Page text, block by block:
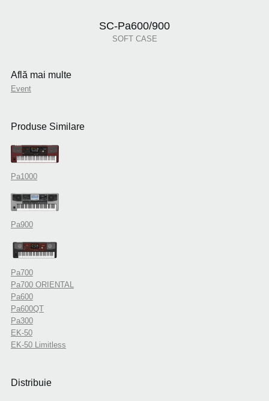
SC-Pa600/900
SOFT CASE
Află mai multe
Event
Produse Similare
Pa1000
Pa900
Pa700
Pa700 ORIENTAL
Pa600
Pa600QT
Pa300
EK-50
EK-50 Limitless
Distribuie